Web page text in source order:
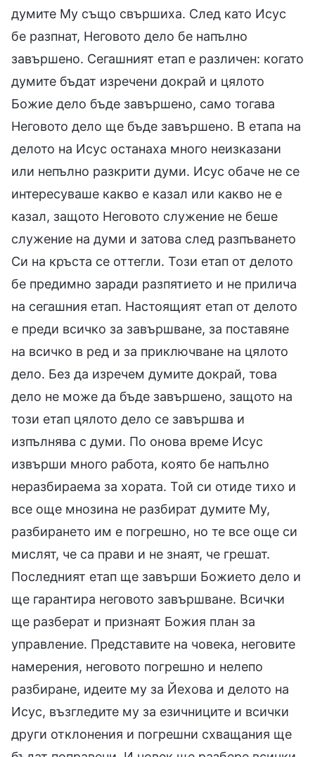
думите Му също свършиха. След като Исус
бе разпнат, Неговото дело бе напълно
завършено. Сегашният етап е различен: когато
думите бъдат изречени докрай и цялото
Божие дело бъде завършено, само тогава
Неговото дело ще бъде завършено. В етапа на
делото на Исус останаха много неизказани
или непълно разкрити думи. Исус обаче не се
интересуваше какво е казал или какво не е
казал, защото Неговото служение не беше
служение на думи и затова след разпъването
Си на кръста се оттегли. Този етап от делото
бе предимно заради разпятието и не прилича
на сегашния етап. Настоящият етап от делото
е преди всичко за завършване, за поставяне
на всичко в ред и за приключване на цялото
дело. Без да изречем думите докрай, това
дело не може да бъде завършено, защото на
този етап цялото дело се завършва и
изпълнява с думи. По онова време Исус
извърши много работа, която бе напълно
неразбираема за хората. Той си отиде тихо и
все още мнозина не разбират думите Му,
разбирането им е погрешно, но те все още си
мислят, че са прави и не знаят, че грешат.
Последният етап ще завърши Божието дело и
ще гарантира неговото завършване. Всички
ще разберат и признаят Божия план за
управление. Представите на човека, неговите
намерения, неговото погрешно и нелепо
разбиране, идеите му за Йехова и делото на
Исус, възгледите му за езичниците и всички
други отклонения и погрешни схващания ще